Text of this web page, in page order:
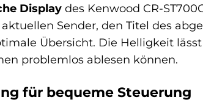
Display des Kenwood CR-
aktuellen Sender, den Titel des
Übersicht. Die Helligkeit
problemlos ablesen können.
für bequeme Steuerung